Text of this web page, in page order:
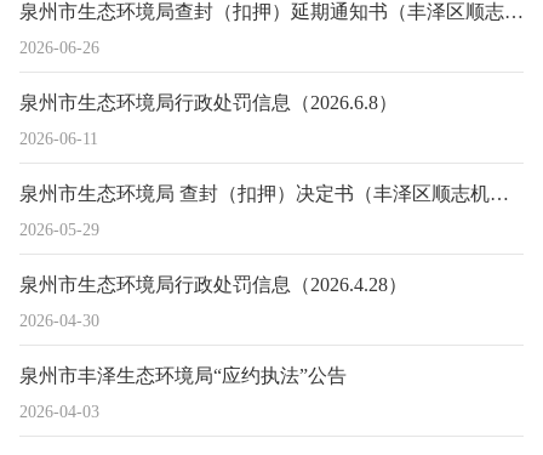
2026-06-26
泉州市生态环境局查封（扣押）延期通知书（丰泽区顺志机械加工厂）
2026-06-11
泉州市生态环境局行政处罚信息（2026.6.8）
2026-05-29
泉州市生态环境局 查封（扣押）决定书（丰泽区顺志机械加工厂）
2026-04-30
泉州市生态环境局行政处罚信息（2026.4.28）
2026-04-03
泉州市丰泽生态环境局“应约执法”公告